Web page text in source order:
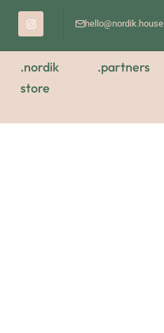
hello@nordik.house
.nordik
store
.partners